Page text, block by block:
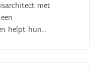
met
helpt hun